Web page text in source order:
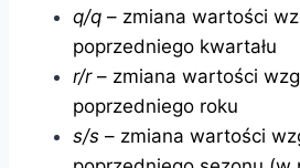
q/q – zmiana wartości
poprzedniego kwartału
r/r– zmiana wartości
poprzedniego roku
s/s – zmiana wartości